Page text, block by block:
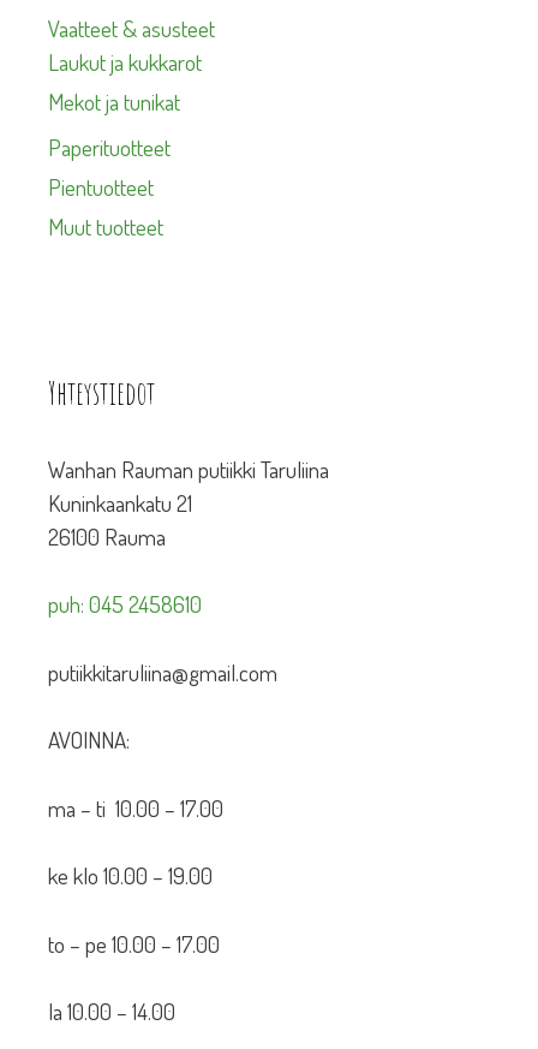
Vaatteet & asusteet
Laukut ja kukkarot
Mekot ja tunikat
Paperituotteet
Pientuotteet
Muut tuotteet
Yhteystiedot
Wanhan Rauman putiikki Taruliina
Kuninkaankatu 21
26100 Rauma
puh: 045 2458610
putiikkitaruliina@gmail.com
AVOINNA:
ma – ti 10.00 – 17.00
ke klo 10.00 – 19.00
to – pe 10.00 – 17.00
la 10.00 – 14.00